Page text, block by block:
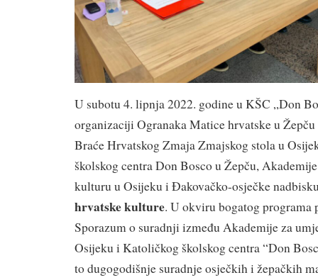
U subotu 4. lipnja 2022. godine u KŠC „Don
organizaciji Ogranaka Matice hrvatske u
Braće Hrvatskog Zmaja Zmajskog stola u
školskog centra Don Bosco u Žepču,
kulturu u Osijeku i Đakovačko-osječke
hrvatske kulture. U okviru bogatog programa
Sporazum o suradnji između Akademije za
Osijeku i Katoličkog školskog centra “Don
to dugogodišnje suradnje osječkih i žepačkih